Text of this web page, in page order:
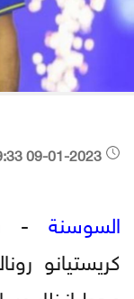
السوسنة -
كريستيانو